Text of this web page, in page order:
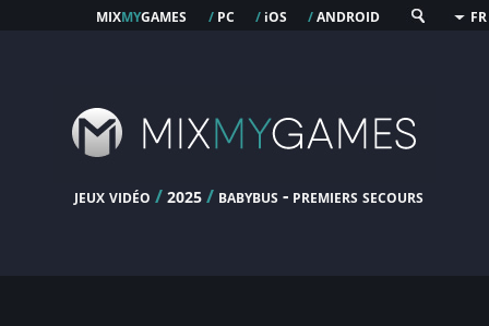
mixmygames / pc / ios /android FR
jeux vidéo / 2025 / babybus - premiers secours